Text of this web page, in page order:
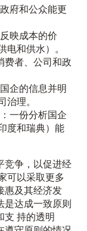
府和公众能更
映成本的价
和供水）。
费者、公司和政
企的信息并明
理。
一份分析国企
度和瑞典）能
竞争，以促进经
可以采取更多
惠及其经济发
达成一致原则
支 持的透明